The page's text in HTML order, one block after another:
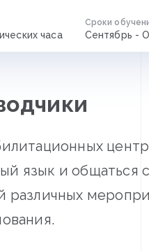
часа
Сроки
Сентябрь -
язык и
различных